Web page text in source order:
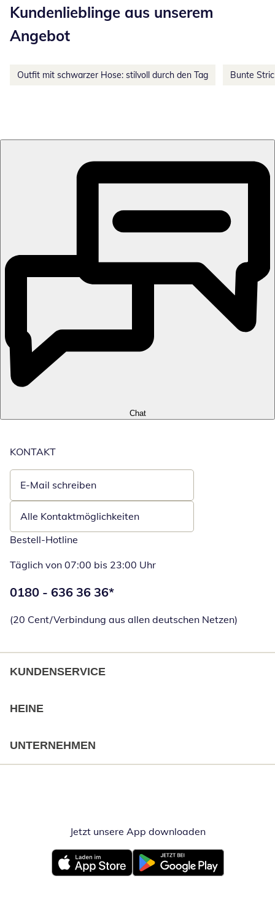
Kundenlieblinge aus unserem
Angebot
Outfit mit schwarzer Hose: stilvoll durch den Tag Bunte
Chat
KONTAKT
E-Mail schreiben
Öffnet E-Mail-Client
Alle Kontaktmöglichkeiten
Bestell-Hotline
Täglich von 07:00 bis 23:00 Uhr
Telefonnummer:
0180 - 636 36 36*
(20 Cent/Verbindung aus allen deutschen Netzen)
KUNDENSERVICE
HEINE
UNTERNEHMEN
Jetzt unsere App downloadenÖffnet in
Öffnet in neuem FensterÖffnet in neuem Fenster